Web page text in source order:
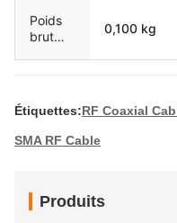
Poids
brut
0,100 kg
Étiquettes:RF Coaxial
SMA RF Cable
Produits